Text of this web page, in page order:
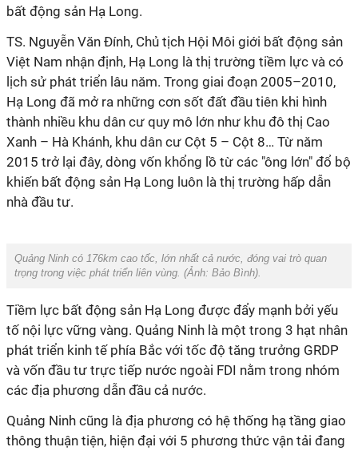
bất động sản Hạ Long.
TS. Nguyễn Văn Đính, Chủ tịch Hội Môi giới bất động sản
Việt Nam nhận định, Hạ Long là thị trường tiềm lực và có
lịch sử phát triển lâu năm. Trong giai đoạn 2005–2010,
Hạ Long đã mở ra những cơn sốt đất đầu tiên khi hình
thành nhiều khu dân cư quy mô lớn như khu đô thị Cao
Xanh – Hà Khánh, khu dân cư Cột 5 – Cột 8… Từ năm
2015 trở lại đây, dòng vốn khổng lồ từ các "ông lớn" đổ bộ
khiến bất động sản Hạ Long luôn là thị trường hấp dẫn
nhà đầu tư.
Quảng Ninh có 176km cao tốc, lớn nhất cả nước, đóng vai trò quan
trọng trong việc phát triển liên vùng. (Ảnh: Bảo Bình).
Tiềm lực bất động sản Hạ Long được đẩy mạnh bởi yếu
tố nội lực vững vàng. Quảng Ninh là một trong 3 hạt nhân
phát triển kinh tế phía Bắc với tốc độ tăng trưởng GRDP
và vốn đầu tư trực tiếp nước ngoài FDI nằm trong nhóm
các địa phương dẫn đầu cả nước.
Quảng Ninh cũng là địa phương có hệ thống hạ tầng giao
thông thuận tiện, hiện đại với 5 phương thức vận tải đang